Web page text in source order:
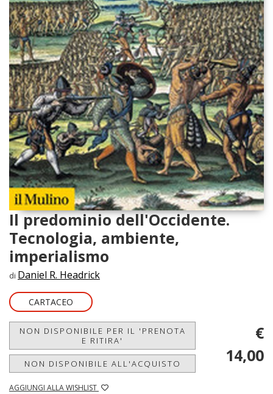
Il predominio dell'Occidente.
Tecnologia, ambiente,
imperialismo
di Daniel R. Headrick
CARTACEO
NON DISPONIBILE PER IL 'PRENOTA
E RITIRA'
NON DISPONIBILE ALL'ACQUISTO
AGGIUNGI ALLA WISHLIST
€
14,00